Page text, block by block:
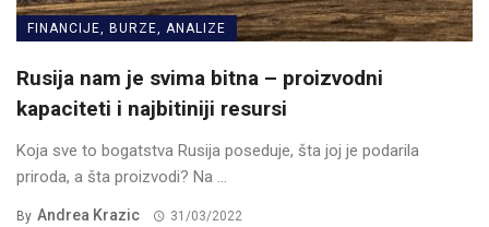
FINANCIJE, BURZE, ANALIZE
Rusija nam je svima bitna – proizvodni
kapaciteti i najbitiniji resursi
Koja sve to bogatstva Rusija poseduje, šta joj je podarila
priroda, a šta proizvodi? Na ...
By Andrea Krazic 31/03/2022